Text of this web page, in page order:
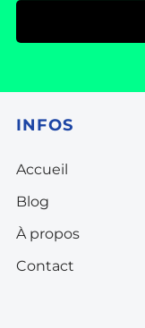
INFOS
Accueil
Blog
À propos
Contact